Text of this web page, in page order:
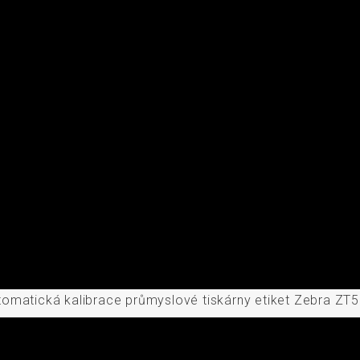
kalibrace průmyslové tiskárny etiket Zebra